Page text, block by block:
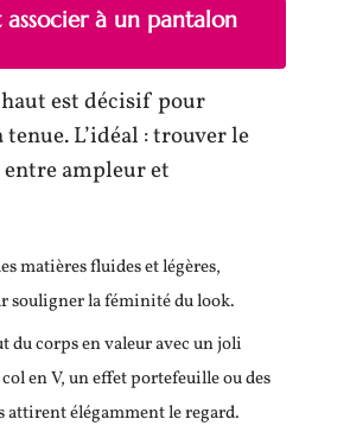
à un pantalon
est décisif pour
L’idéal : trouver le
ampleur et
matières fluides et légères,
souligner la féminité du look.
du corps en valeur avec un joli
en V, un effet portefeuille ou des
attirent élégamment le regard.